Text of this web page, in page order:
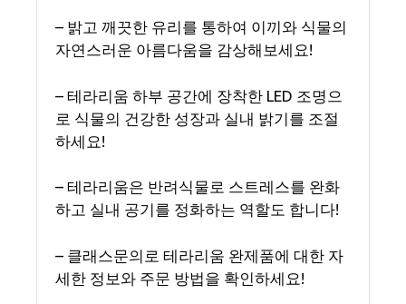
– 밝고 깨끗한 유리를 통하여 이끼와 식물의
자연스러운 아름다움을 감상해보세요!
– 테라리움 하부 공간에 장착한 LED 조명으
로 식물의 건강한 성장과 실내 밝기를 조절
하세요!
– 테라리움은 반려식물로 스트레스를 완화
하고 실내 공기를 정화하는 역할도 합니다!
– 클래스문의로 테라리움 완제품에 대한 자
세한 정보와 주문 방법을 확인하세요!